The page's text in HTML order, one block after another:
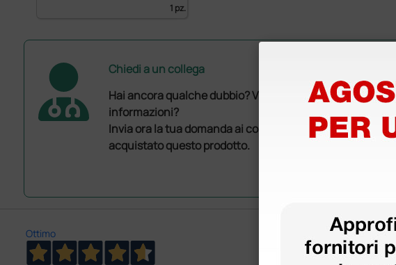
1 pz.
Chiedi a un collega
Hai ancora qualche dubbio? Vuoi ulteriori
informazioni?
Invia ora la tua domanda ai colleghi che hanno già
acquistato questo prodotto.
Ottimo